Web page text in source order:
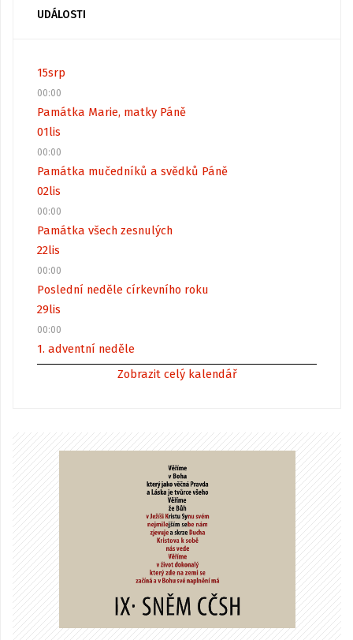
UDÁLOSTI
15srp
00:00
Památka Marie, matky Páně
01lis
00:00
Památka mučedníků a svědků Páně
02lis
00:00
Památka všech zesnulých
22lis
00:00
Poslední neděle církevního roku
29lis
00:00
1. adventní neděle
Zobrazit celý kalendář